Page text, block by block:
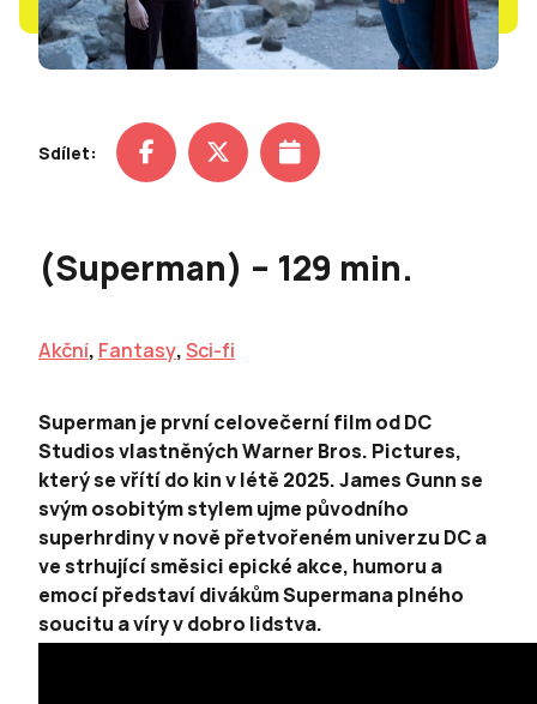
Sdílet:
(Superman) – 129 min.
Akční, Fantasy,Sci-fi
Superman je první celovečerní film od DC
Studios vlastněných Warner Bros. Pictures,
který se vřítí do kin v létě 2025. James Gunn se
svým osobitým stylem ujme původního
superhrdiny v nově přetvořeném univerzu DC a
ve strhující směsici epické akce, humoru a
emocí představí divákům Supermana plného
soucitu a víry v dobro lidstva.